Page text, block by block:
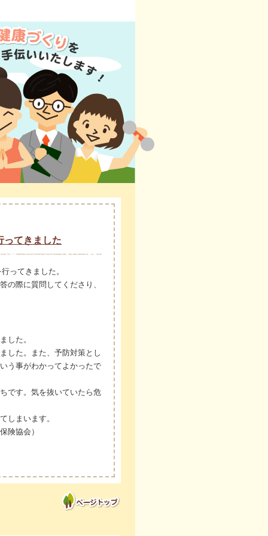
ってきました
ってきました。
の際に質問してくださり、
した。
した。また、予防対策とし
う事がわかってよかったで
です。気を抜いていたら危
しまいます。
険協会）